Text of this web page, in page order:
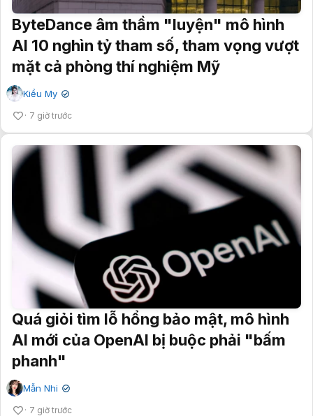
ByteDance âm thầm "luyện" mô hình
AI 10 nghìn tỷ tham số, tham vọng vượt
mặt cả phòng thí nghiệm Mỹ
Kiều My ✔
7 giờ trước
Quá giỏi tìm lỗ hổng bảo mật, mô hình
AI mới của OpenAI bị buộc phải "bấm
phanh"
Mẫn Nhi ✔
7 giờ trước